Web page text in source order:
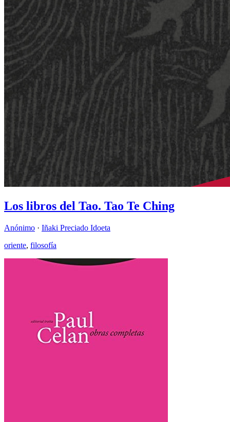
Los libros del Tao. Tao Te Ching
Anónimo · Iñaki Preciado Idoeta
oriente, filosofía